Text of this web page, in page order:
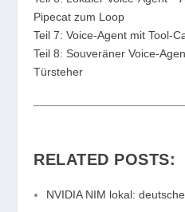
Pipecat zum Loop
Teil 7: Voice-Agent mit Tool-
Teil 8: Souveräner Voice-
Türsteher
RELATED POSTS:
NVIDIA NIM lokal: